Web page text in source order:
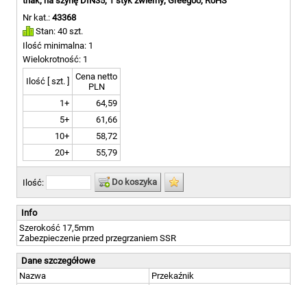
Nr kat.: 43368
Stan: 40 szt.
Ilość minimalna: 1
Wielokrotność: 1
Ilość [ szt. ]
Cena netto
PLN
1+
64,59
5+
61,66
10+
58,72
20+
55,79
Ilość: Do koszyka
Info
Szerokość 17,5mm
Zabezpieczenie przed przegrzaniem SSR
Dane szczegółowe
Nazwa
Przekaźnik